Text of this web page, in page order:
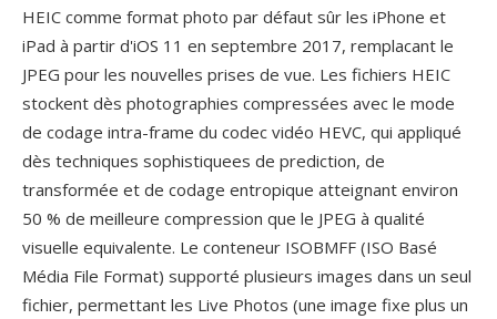
HEIC comme format photo par défaut sûr les iPhone et
iPad à partir d'iOS 11 en septembre 2017, remplacant le
JPEG pour les nouvelles prises de vue. Les fichiers HEIC
stockent dès photographies compressées avec le mode
de codage intra-frame du codec vidéo HEVC, qui appliqué
dès techniques sophistiquees de prediction, de
transformée et de codage entropique atteignant environ
50 % de meilleure compression que le JPEG à qualité
visuelle equivalente. Le conteneur ISOBMFF (ISO Basé
Média File Format) supporté plusieurs images dans un seul
fichier, permettant les Live Photos (une image fixe plus un